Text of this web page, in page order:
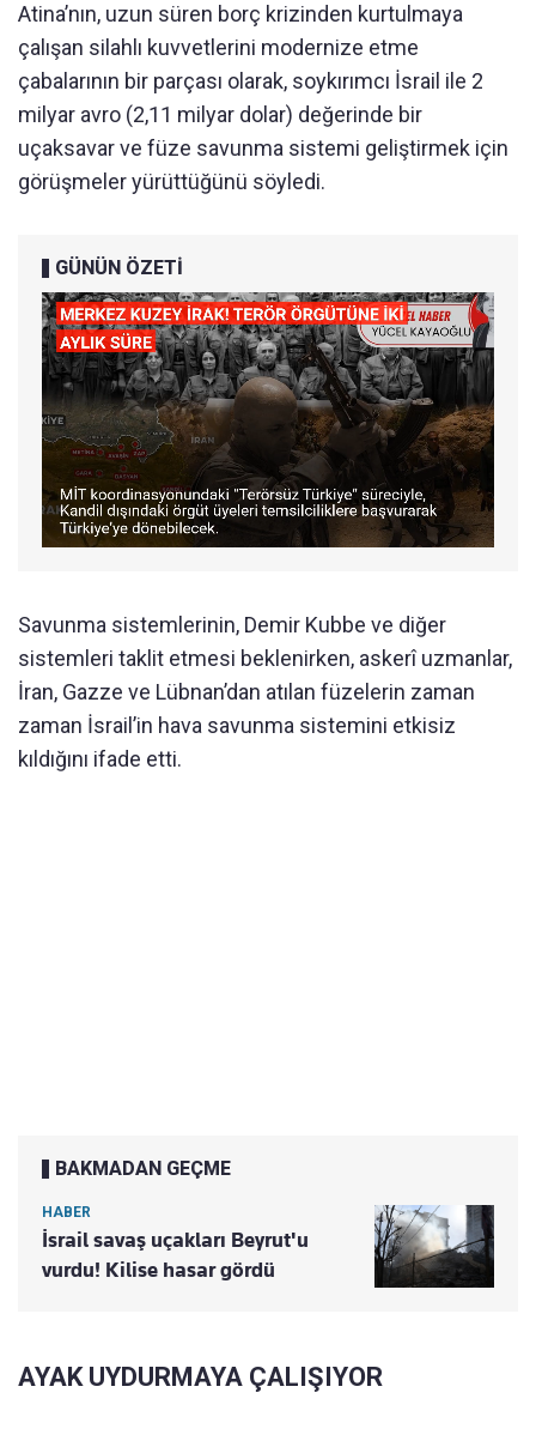
Atina’nın, uzun süren borç krizinden kurtulmaya
çalışan silahlı kuvvetlerini modernize etme
çabalarının bir parçası olarak, soykırımcı İsrail ile 2
milyar avro (2,11 milyar dolar) değerinde bir
uçaksavar ve füze savunma sistemi geliştirmek için
görüşmeler yürüttüğünü söyledi.
GÜNÜN ÖZETİ
Savunma sistemlerinin, Demir Kubbe ve diğer
sistemleri taklit etmesi beklenirken, askerî uzmanlar,
İran, Gazze ve Lübnan’dan atılan füzelerin zaman
zaman İsrail’in hava savunma sistemini etkisiz
kıldığını ifade etti.
BAKMADAN GEÇME
HABER
İsrail savaş uçakları Beyrut'u
vurdu! Kilise hasar gördü
AYAK UYDURMAYA ÇALIŞIYOR